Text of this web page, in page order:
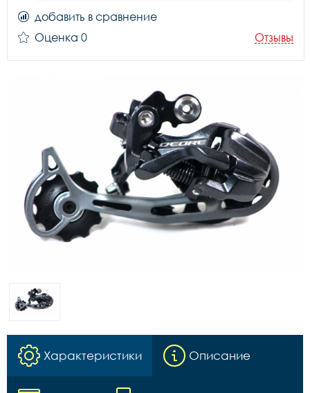
добавить в сравнение
Оценка 0
Отзывы
Характеристики Описание